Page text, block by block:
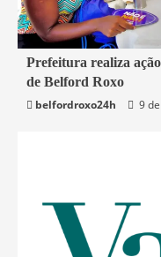
2 min read
Belford Roxo
Prefeitura realiza
de Belford Roxo
belfordroxo24h
9